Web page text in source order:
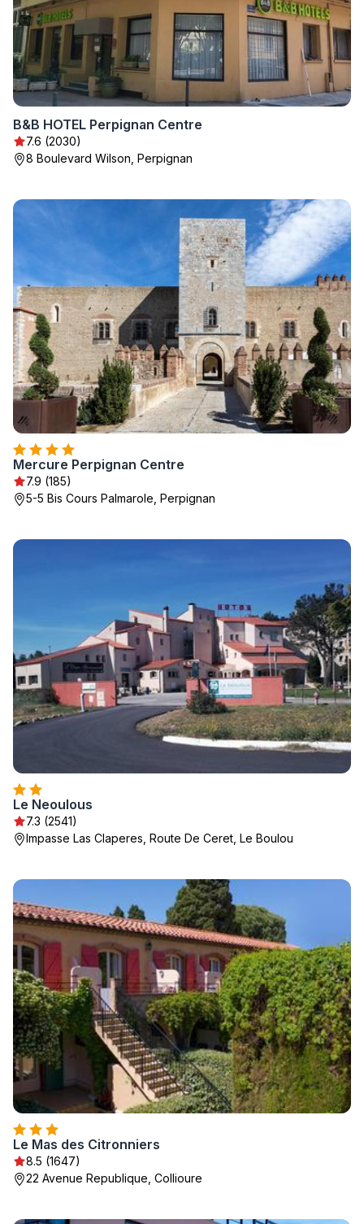
B&B HOTEL Perpignan Centre
7.6 (2030)
8 Boulevard Wilson, Perpignan
Mercure Perpignan Centre
7.9 (185)
5-5 Bis Cours Palmarole, Perpignan
Le Neoulous
7.3 (2541)
Impasse Las Claperes, Route De Ceret, Le Boulou
Le Mas des Citronniers
8.5 (1647)
22 Avenue Republique, Collioure